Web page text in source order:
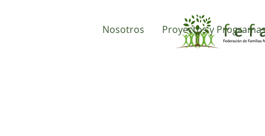
Nosotros Proyectos y